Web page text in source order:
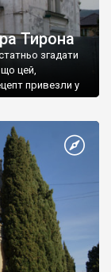
Тирона
згадати
цей,
привезли у